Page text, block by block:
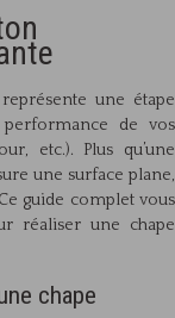
une étape
de vos
etc.). Plus qu’une
une surface plane,
guide complet vous
réaliser une chape
chape